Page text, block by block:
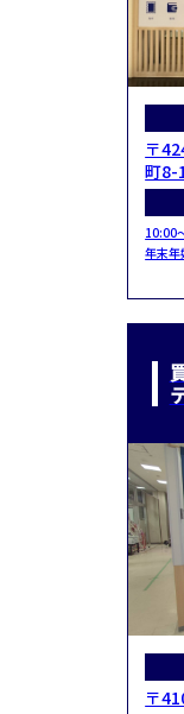
〒
町8-
10:00
年末年
〒